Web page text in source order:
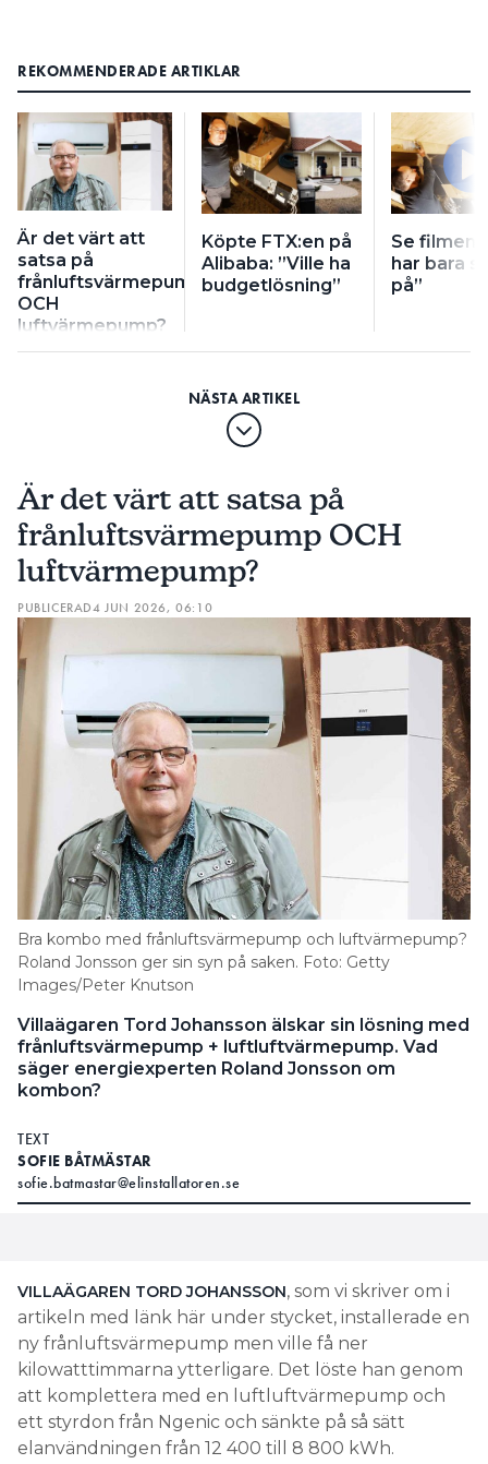
REKOMMENDERADE ARTIKLAR
Är det värt att
satsa på
frånluftsvärmepump
OCH
luftvärmepump?
Köpte FTX:en på
Alibaba: ”Ville ha
budgetlösning”
Se filmen:
har bara
på”
Är det värt att satsa på
frånluftsvärmepump OCH
luftvärmepump?
PUBLICERAD4 JUN 2026, 06:10
Bra kombo med frånluftsvärmepump och luftvärmepump?
Roland Jonsson ger sin syn på saken. Foto: Getty
Images/Peter Knutson
Villaägaren Tord Johansson älskar sin lösning med
frånluftsvärmepump + luftluftvärmepump. Vad
säger energiexperten Roland Jonsson om
kombon?
TEXT
SOFIE BÅTMÄSTAR
sofie.batmastar@elinstallatoren.se
VILLAÄGAREN TORD JOHANSSON, som vi skriver om i
artikeln med länk här under stycket, installerade en
ny frånluftsvärmepump men ville få ner
kilowatttimmarna ytterligare. Det löste han genom
att komplettera med en luftluftvärmepump och
ett styrdon från Ngenic och sänkte på så sätt
elanvändningen från 12 400 till 8 800 kWh.